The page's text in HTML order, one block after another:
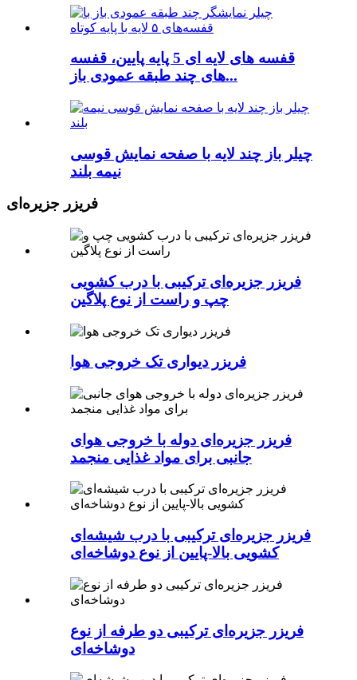
قفسه های لایه ای 5 پایه پایین، قفسه
های چند طبقه عمودی باز...
چیلر باز چند لایه با صفحه نمایش قوسی
نیمه بلند
فریزر جزیره‌ای
فریزر جزیره‌ای ترکیبی با درب کشویی
چپ و راست از نوع پلاگین
فریزر دیواری تک خروجی هوا
فریزر جزیره‌ای دوله با خروجی هوای
جانبی برای مواد غذایی منجمد
فریزر جزیره‌ای ترکیبی با درب شیشه‌ای
کشویی بالا-پایین از نوع دوشاخه‌ای
فریزر جزیره‌ای ترکیبی دو طرفه از نوع
دوشاخه‌ای